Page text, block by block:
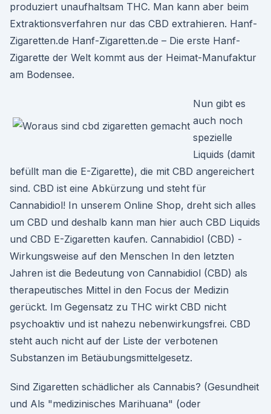
produziert unaufhaltsam THC. Man kann aber beim
Extraktionsverfahren nur das CBD extrahieren. Hanf-
Zigaretten.de Hanf-Zigaretten.de – Die erste Hanf-
Zigarette der Welt kommt aus der Heimat-Manufaktur
am Bodensee.
Nun gibt es
auch noch
spezielle
Liquids (damit
befüllt man die E-Zigarette), die mit CBD angereichert
sind. CBD ist eine Abkürzung und steht für
Cannabidiol! In unserem Online Shop, dreht sich alles
um CBD und deshalb kann man hier auch CBD Liquids
und CBD E-Zigaretten kaufen. Cannabidiol (CBD) -
Wirkungsweise auf den Menschen In den letzten
Jahren ist die Bedeutung von Cannabidiol (CBD) als
therapeutisches Mittel in den Focus der Medizin
gerückt. Im Gegensatz zu THC wirkt CBD nicht
psychoaktiv und ist nahezu nebenwirkungsfrei. CBD
steht auch nicht auf der Liste der verbotenen
Substanzen im Betäubungsmittelgesetz.
Sind Zigaretten schädlicher als Cannabis? (Gesundheit
und Als "medizinisches Marihuana" (oder